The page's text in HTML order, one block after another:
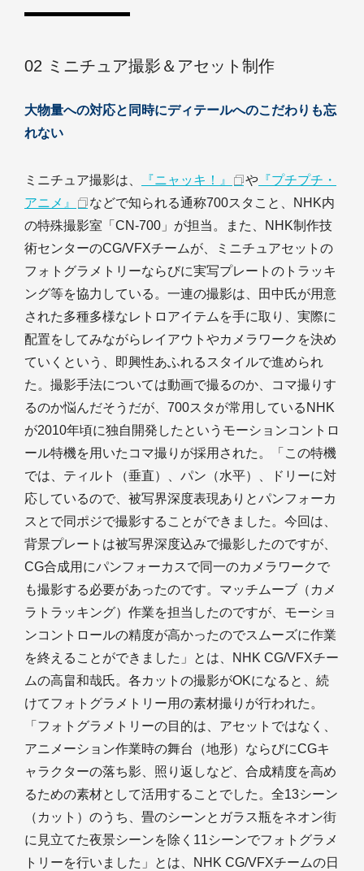
02 ミニチュア撮影＆アセット制作
大物量への対応と同時にディテールへのこだわりも忘
れない
ミニチュア撮影は、 『ニャッキ！』 や 『プチプチ・
アニメ』
などで知られる通称700スタこと、NHK内
の特殊撮影室「CN-700」が担当。また、NHK制作技
術センターのCG/VFXチームが、ミニチュアセットの
フォトグラメトリーならびに実写プレートのトラッキ
ング等を協力している。一連の撮影は、田中氏が用意
された多種多様なレトロアイテムを手に取り、実際に
配置をしてみながらレイアウトやカメラワークを決め
ていくという、即興性あふれるスタイルで進められ
た。撮影手法については動画で撮るのか、コマ撮りす
るのか悩んだそうだが、700スタが常用しているNHK
が2010年頃に独自開発したというモーションコントロ
ール特機を用いたコマ撮りが採用された。「この特機
では、ティルト（垂直）、パン（水平）、ドリーに対
応しているので、被写界深度表現ありとパンフォーカ
スとで同ポジで撮影することができました。今回は、
背景プレートは被写界深度込みで撮影したのですが、
CG合成用にパンフォーカスで同一のカメラワークで
も撮影する必要があったのです。マッチムーブ（カメ
ラトラッキング）作業を担当したのですが、モーショ
ンコントロールの精度が高かったのでスムーズに作業
を終えることができました」とは、NHK CG/VFXチー
ムの高畠和哉氏。各カットの撮影がOKになると、続
けてフォトグラメトリー用の素材撮りが行われた。
「フォトグラメトリーの目的は、アセットではなく、
アニメーション作業時の舞台（地形）ならびにCGキ
ャラクターの落ち影、照り返しなど、合成精度を高め
るための素材として活用することでした。全13シーン
（カット）のうち、畳のシーンとガラス瓶をネオン街
に見立てた夜景シーンを除く11シーンでフォトグラメ
トリーを行いました」とは、NHK CG/VFXチームの日